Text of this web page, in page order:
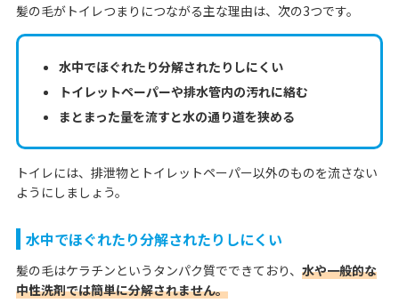
髪の毛がトイレつまりにつながる主な理由は、次の3つです。
水中でほぐれたり分解されたりしにくい
トイレットペーパーや排水管内の汚れに絡む
まとまった量を流すと水の通り道を狭める
トイレには、排泄物とトイレットペーパー以外のものを流さない
ようにしましょう。
水中でほぐれたり分解されたりしにくい
髪の毛はケラチンというタンパク質でできており、 水や一般的な
中性洗剤では簡単に分解されません。